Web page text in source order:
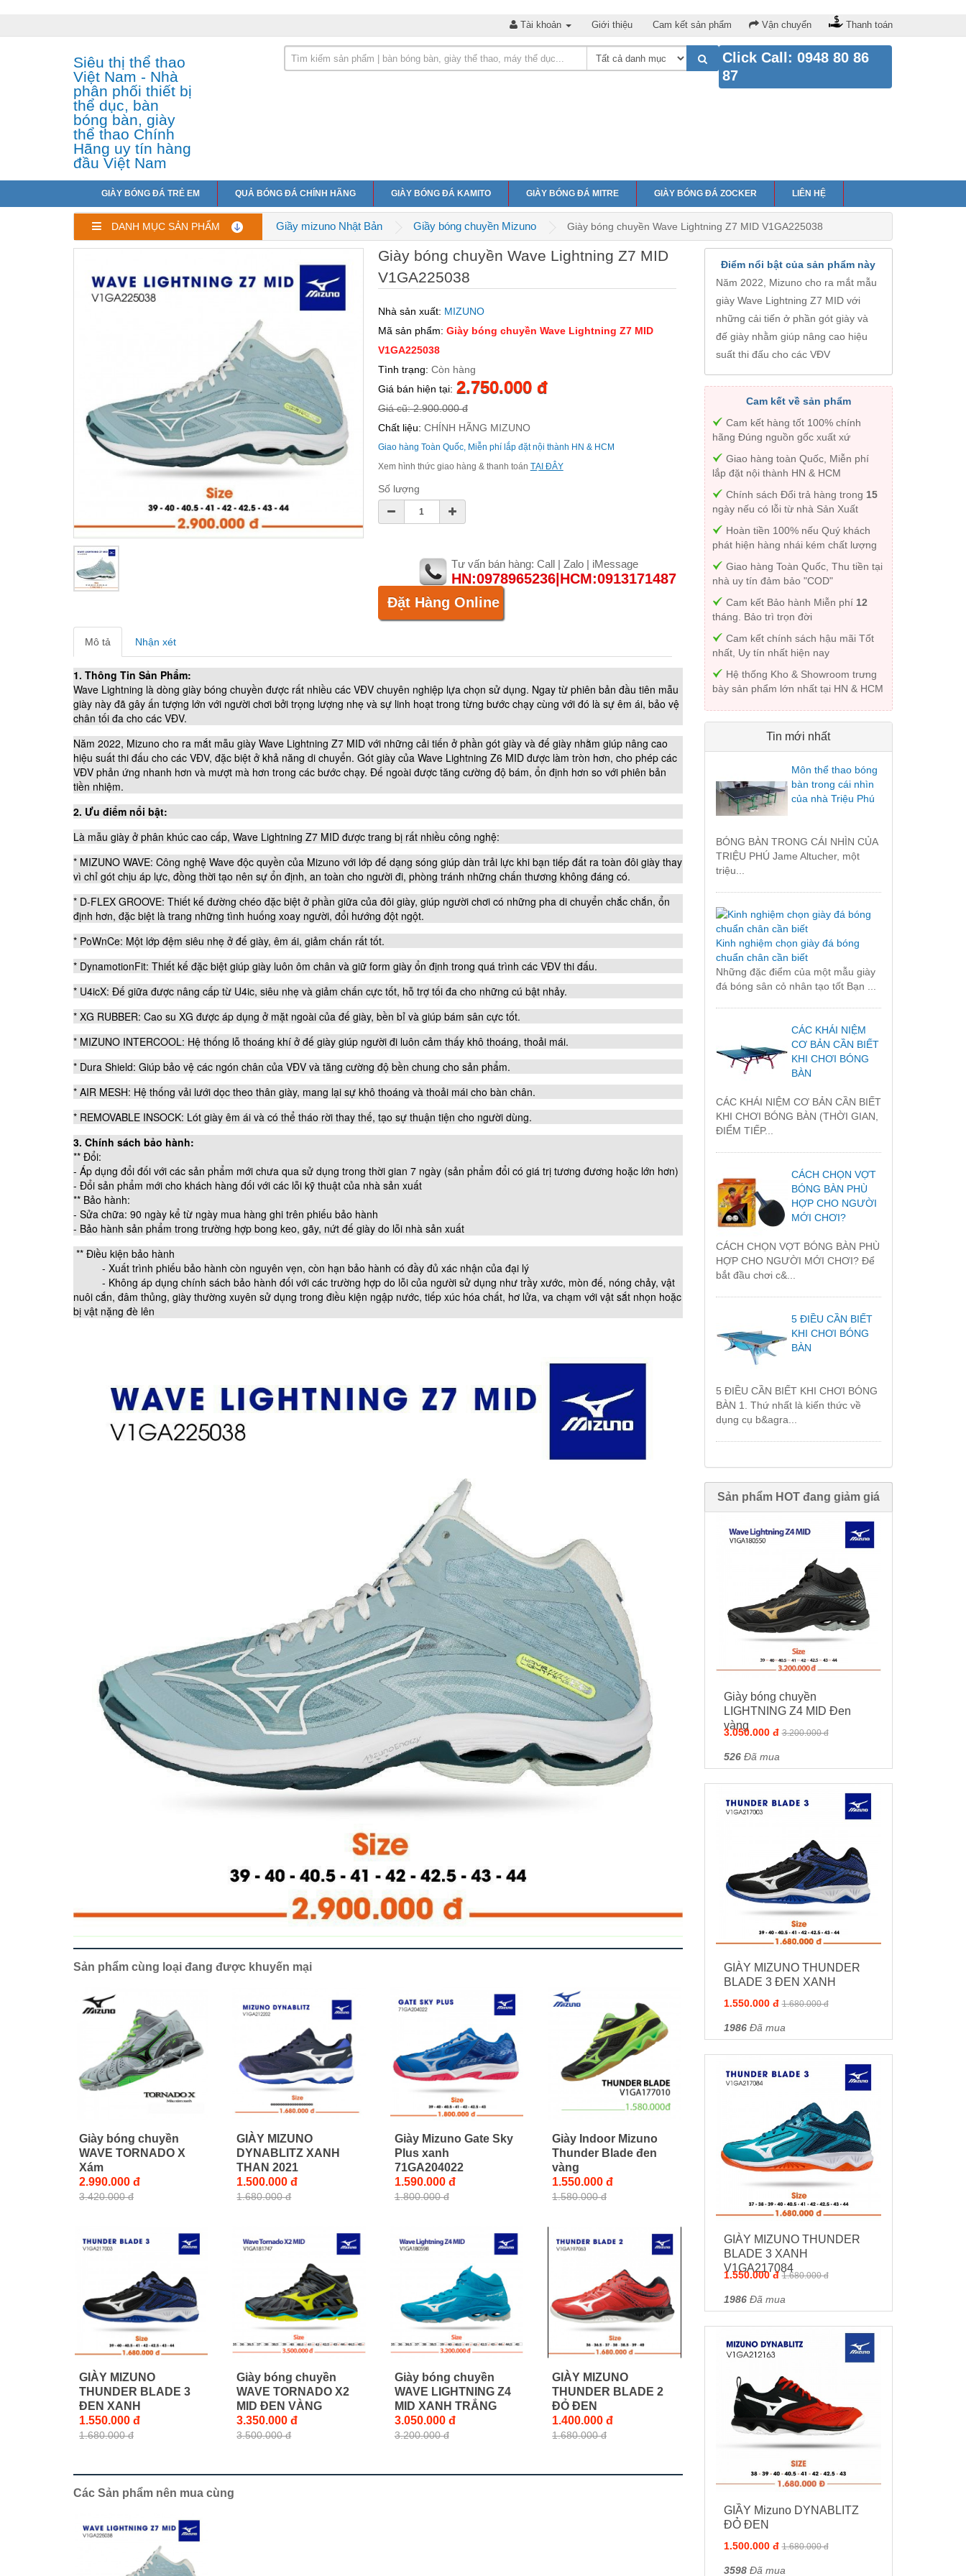
Tài khoản Giới thiệu Cam kết sản phẩm Vận chuyển Thanh toán
Siêu thị thể thao
Việt Nam - Nhà
phân phối thiết bị
thể dục, bàn
bóng bàn, giày
thể thao Chính
Hãng uy tín hàng
đầu Việt Nam
Click Call: 0948 80 86
87
GIÀY BÓNG ĐÁ TRẺ EM QUẢ BÓNG ĐÁ CHÍNH HÃNG GIÀY BÓNG ĐÁ KAMITO GIÀY BÓNG ĐÁ MITRE GIÀY BÓNG ĐÁ ZOCKER LIÊN HỆ
DANH MỤC SẢN PHẨM Giầy mizuno Nhật Bản Giầy bóng chuyền Mizuno Giày bóng chuyền Wave Lightning Z7 MID V1GA225038
Giày bóng chuyền Wave Lightning Z7 MID
V1GA225038
Nhà sản xuất: MIZUNO
Mã sản phẩm: Giày bóng chuyền Wave Lightning Z7 MID
V1GA225038
Tình trạng: Còn hàng
Giá bán hiện tại: 2.750.000 đ
Giá cũ: 2.900.000 đ
Chất liệu: CHÍNH HÃNG MIZUNO
Giao hàng Toàn Quốc, Miễn phí lắp đặt nội thành HN & HCM
Xem hình thức giao hàng & thanh toán TẠI ĐÂY
Số lượng
Tư vấn bán hàng: Call | Zalo | iMessage
HN:0978965236|HCM:0913171487
Đặt Hàng Online
Mô tả Nhận xét
1. Thông Tin Sản Phẩm:
Wave Lightning là dòng giày bóng chuyền được rất nhiều các VĐV chuyên nghiệp lựa chọn sử dụng. Ngay từ phiên bản đầu tiên mẫu
giày này đã gây ấn tượng lớn với người chơi bởi trọng lượng nhẹ và sự linh hoạt trong từng bước chạy cùng với đó là sự êm ái, bảo vệ
chân tối đa cho các VĐV.
Năm 2022, Mizuno cho ra mắt mẫu giày Wave Lightning Z7 MID với những cải tiến ở phần gót giày và đế giày nhằm giúp nâng cao
hiệu suất thi đấu cho các VĐV, đặc biệt ở khả năng di chuyển. Gót giày của Wave Lightning Z6 MID được làm tròn hơn, cho phép các
VĐV phản ứng nhanh hơn và mượt mà hơn trong các bước chạy. Đế ngoài được tăng cường độ bám, ổn định hơn so với phiên bản
tiền nhiệm.
2. Ưu điểm nổi bật:
Là mẫu giày ở phân khúc cao cấp, Wave Lightning Z7 MID được trang bị rất nhiều công nghệ:
* MIZUNO WAVE: Công nghệ Wave độc quyền của Mizuno với lớp đế dạng sóng giúp dàn trải lực khi bạn tiếp đất ra toàn đôi giày thay
vì chỉ gót chịu áp lực, đồng thời tạo nên sự ổn định, an toàn cho người đi, phòng tránh những chấn thương không đáng có.
* D-FLEX GROOVE: Thiết kế đường chéo đặc biệt ở phần giữa của đôi giày, giúp người chơi có những pha di chuyển chắc chắn, ổn
định hơn, đặc biệt là trang những tình huống xoay người, đổi hướng đột ngột.
* PoWnCe: Một lớp đệm siêu nhẹ ở đế giày, êm ái, giảm chấn rất tốt.
* DynamotionFit: Thiết kế đặc biệt giúp giày luôn ôm chân và giữ form giày ổn định trong quá trình các VĐV thi đấu.
* U4icX: Đế giữa được nâng cấp từ U4ic, siêu nhẹ và giảm chấn cực tốt, hỗ trợ tối đa cho những cú bật nhảy.
* XG RUBBER: Cao su XG được áp dụng ở mặt ngoài của đế giày, bền bỉ và giúp bám sân cực tốt.
* MIZUNO INTERCOOL: Hệ thống lỗ thoáng khí ở đế giày giúp người đi luôn cảm thấy khô thoáng, thoải mái.
* Dura Shield: Giúp bảo vệ các ngón chân của VĐV và tăng cường độ bền chung cho sản phẩm.
* AIR MESH: Hệ thống vải lưới dọc theo thân giày, mang lại sự khô thoáng và thoải mái cho bàn chân.
* REMOVABLE INSOCK: Lót giày êm ái và có thể tháo rời thay thế, tạo sự thuận tiện cho người dùng.
3. Chính sách bảo hành:
** Đổi:
- Áp dụng đổi đối với các sản phẩm mới chưa qua sử dụng trong thời gian 7 ngày (sản phẩm đổi có giá trị tương đương hoặc lớn hơn)
- Đổi sản phẩm mới cho khách hàng đối với các lỗi kỹ thuật của nhà sản xuất
** Bảo hành:
- Sửa chữa: 90 ngày kể từ ngày mua hàng ghi trên phiếu bảo hành
- Bảo hành sản phẩm trong trường hợp bong keo, gãy, nứt đế giày do lỗi nhà sản xuất
** Điều kiện bảo hành
- Xuất trình phiếu bảo hành còn nguyên vẹn, còn hạn bảo hành có đầy đủ xác nhận của đại lý
- Không áp dụng chính sách bảo hành đối với các trường hợp do lỗi của người sử dụng như trầy xước, mòn đế, nóng chảy, vật
nuôi cắn, đâm thủng, giày thường xuyên sử dụng trong điều kiện ngập nước, tiếp xúc hóa chất, hơ lửa, va chạm với vật sắt nhọn hoặc
bị vật nặng đè lên
Sản phẩm cùng loại đang được khuyến mại
Giày bóng chuyền
WAVE TORNADO X
Xám
2.990.000 đ
3.420.000 đ
GIÀY MIZUNO
DYNABLITZ XANH
THAN 2021
1.500.000 đ
1.680.000 đ
Giày Mizuno Gate Sky
Plus xanh
71GA204022
1.590.000 đ
1.800.000 đ
Giày Indoor Mizuno
Thunder Blade đen
vàng
1.550.000 đ
1.580.000 đ
GIÀY MIZUNO
THUNDER BLADE 3
ĐEN XANH
1.550.000 đ
1.680.000 đ
Giày bóng chuyền
WAVE TORNADO X2
MID ĐEN VÀNG
3.350.000 đ
3.500.000 đ
Giày bóng chuyền
WAVE LIGHTNING Z4
MID XANH TRẮNG
3.050.000 đ
3.200.000 đ
GIÀY MIZUNO
THUNDER BLADE 2
ĐỎ ĐEN
1.400.000 đ
1.680.000 đ
Các Sản phẩm nên mua cùng
Điểm nổi bật của sản phẩm này
Năm 2022, Mizuno cho ra mắt mẫu
giày Wave Lightning Z7 MID với
những cải tiến ở phần gót giày và
đế giày nhằm giúp nâng cao hiệu
suất thi đấu cho các VĐV
Cam kết về sản phẩm
Cam kết hàng tốt 100% chính
hãng Đúng nguồn gốc xuất xứ
Giao hàng toàn Quốc, Miễn phí
lắp đặt nội thành HN & HCM
Chính sách Đổi trả hàng trong 15
ngày nếu có lỗi từ nhà Sản Xuất
Hoàn tiền 100% nếu Quý khách
phát hiện hàng nhái kém chất lượng
Giao hàng Toàn Quốc, Thu tiền tại
nhà uy tín đảm bảo "COD"
Cam kết Bảo hành Miễn phí 12
tháng. Bảo trì trọn đời
Cam kết chính sách hậu mãi Tốt
nhất, Uy tín nhất hiện nay
Hệ thống Kho & Showroom trưng
bày sản phẩm lớn nhất tại HN & HCM
Tin mới nhất
Môn thể thao bóng
bàn trong cái nhìn
của nhà Triệu Phú
BÓNG BÀN TRONG CÁI NHÌN CỦA
TRIỆU PHÚ Jame Altucher, một
triệu...
Kinh nghiệm chọn giày đá bóng
chuẩn chân cần biết
Những đặc điểm của một mẫu giày
đá bóng sân cỏ nhân tạo tốt Bạn ...
CÁC KHÁI NIỆM
CƠ BẢN CẦN BIẾT
KHI CHƠI BÓNG
BÀN
CÁC KHÁI NIỆM CƠ BẢN CẦN BIẾT
KHI CHƠI BÓNG BÀN (THỜI GIAN,
ĐIỂM TIẾP...
CÁCH CHỌN VỢT
BÓNG BÀN PHÙ
HỢP CHO NGƯỜI
MỚI CHƠI?
CÁCH CHỌN VỢT BÓNG BÀN PHÙ
HỢP CHO NGƯỜI MỚI CHƠI? Để
bắt đầu chơi c&...
5 ĐIỀU CẦN BIẾT
KHI CHƠI BÓNG
BÀN
5 ĐIỀU CẦN BIẾT KHI CHƠI BÓNG
BÀN 1. Thứ nhất là kiến thức về
dụng cụ b&agra...
Sản phẩm HOT đang giảm giá
Giày bóng chuyền
LIGHTNING Z4 MID Đen
vàng
3.050.000 đ 3.200.000 đ
526Đã mua
GIÀY MIZUNO THUNDER
BLADE 3 ĐEN XANH
1.550.000 đ 1.680.000 đ
1986Đã mua
GIÀY MIZUNO THUNDER
BLADE 3 XANH
V1GA217084
1.550.000 đ 1.680.000 đ
1986Đã mua
GIẦY Mizuno DYNABLITZ
ĐỎ ĐEN
1.500.000 đ 1.680.000 đ
3598Đã mua